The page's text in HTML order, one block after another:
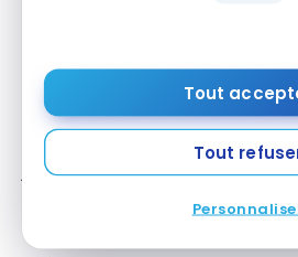
Tout
Tout
Les demandes sans preuve
traitées. Les membres qui
niveau élite via Status Match
jusqu’en décembre 2027. Des
Composez le 1 (800) 444-7646.